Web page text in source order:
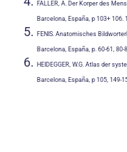
FALLER, A. Der Korper des
Barcelona, España, p 103+ 106.
FENIS. Anatomisches
Barcelona, España, p. 60-61, 80-
HEIDEGGER, W.G. Atlas der
Barcelona, España, p 105, 149-